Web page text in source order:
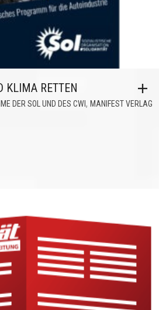
KLIMA RETTEN
DER SOL UND DES CWI, MANIFEST VERLAG